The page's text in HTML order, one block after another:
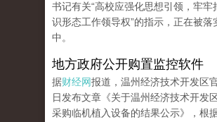
书记有关“高校应强化思想引领，牢牢
识形态工作领导权”的指示，正在被落
中。
地方政府公开购置监控软件
据财经网报道，温州经济技术开发区
日发布文章《关于温州经济技术开发
采购临机植入设备的结果公示》，根